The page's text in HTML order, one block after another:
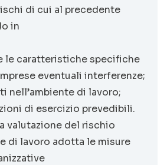
di cui al precedente
in
le caratteristiche specifiche
eventuali interferenze;
nell’ambiente di lavoro;
di esercizio prevedibili.
valutazione del rischio
di lavoro adotta le misure